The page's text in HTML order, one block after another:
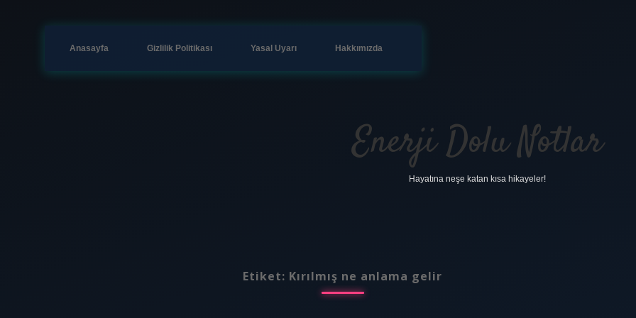
Anasayfa Gizlilik Politikası Yasal Uyarı Hakkımızda
Enerji Dolu Notlar
Hayatına neşe katan kısa hikayeler!
Etiket: Kırılmış ne anlama gelir